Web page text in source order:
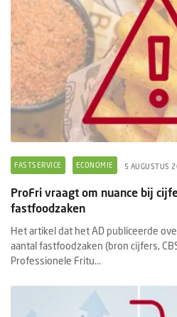
FASTSERVICE ECONOMIE 5 AUGUSTUS
ProFri vraagt om nuance bij
fastfoodzaken
Het artikel dat het AD publiceerde
aantal fastfoodzaken (bron cijfers,
Professionele Fritu...